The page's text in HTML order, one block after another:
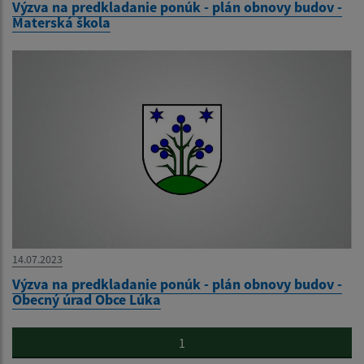
Výzva na predkladanie ponúk - plán obnovy budov -
Materská škola
14.07.2023
Výzva na predkladanie ponúk - plán obnovy budov -
Obecný úrad Obce Lúka
1